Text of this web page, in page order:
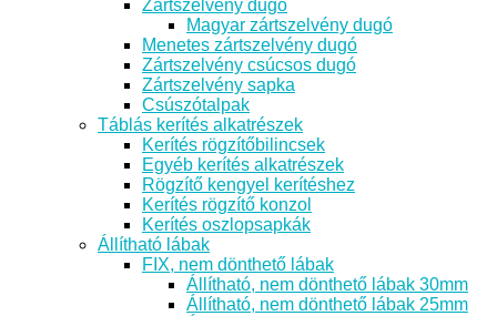
Zártszelvény dugó
Magyar zártszelvény dugó
Menetes zártszelvény dugó
Zártszelvény csúcsos dugó
Zártszelvény sapka
Csúszótalpak
Táblás kerítés alkatrészek
Kerítés rögzítőbilincsek
Egyéb kerítés alkatrészek
Rögzítő kengyel kerítéshez
Kerítés rögzítő konzol
Kerítés oszlopsapkák
Állítható lábak
FIX, nem dönthető lábak
Állítható, nem dönthető lábak 30mm
Állítható, nem dönthető lábak 25mm